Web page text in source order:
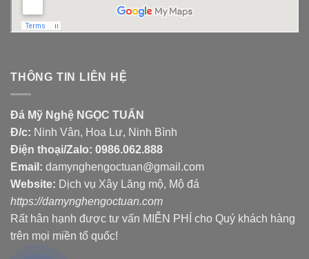
THÔNG TIN LIÊN HỆ
Đá Mỹ Nghệ NGỌC TUẤN
Đ/c: Ninh Vân, Hoa Lư, Ninh Bình
Điện thoại/Zalo: 0986.062.888
Email: damynghengoctuan@gmail.com
Website: Dịch vụ Xây Lăng mộ, Mộ đá
https://damynghengoctuan.com
Rất hân hạnh được tư vấn MIỄN PHÍ cho Quý khách hàng
trên mọi miền tổ quốc!